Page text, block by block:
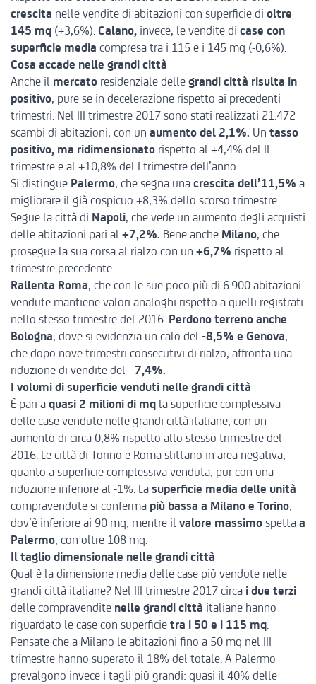
crescita nelle vendite di abitazioni con superficie di oltre
145 mq (+3,6%). Calano, invece, le vendite di case con
superficie media compresa tra i 115 e i 145 mq (-0,6%).
Cosa accade nelle grandi città
Anche il mercato residenziale delle grandi città risulta in
positivo, pure se in decelerazione rispetto ai precedenti
trimestri. Nel III trimestre 2017 sono stati realizzati 21.472
scambi di abitazioni, con un aumento del 2,1%. Un tasso
positivo, ma ridimensionato rispetto al +4,4% del II
trimestre e al +10,8% del I trimestre dell’anno.
Si distingue Palermo, che segna una crescita dell’11,5% a
migliorare il già cospicuo +8,3% dello scorso trimestre.
Segue la città di Napoli, che vede un aumento degli acquisti
delle abitazioni pari al +7,2%. Bene anche Milano, che
prosegue la sua corsa al rialzo con un +6,7% rispetto al
trimestre precedente.
Rallenta Roma, che con le sue poco più di 6.900 abitazioni
vendute mantiene valori analoghi rispetto a quelli registrati
nello stesso trimestre del 2016. Perdono terreno anche
Bologna, dove si evidenzia un calo del -8,5% e Genova,
che dopo nove trimestri consecutivi di rialzo, affronta una
riduzione di vendite del –7,4%.
I volumi di superficie venduti nelle grandi città
È pari a quasi 2 milioni di mq la superficie complessiva
delle case vendute nelle grandi città italiane, con un
aumento di circa 0,8% rispetto allo stesso trimestre del
2016. Le città di Torino e Roma slittano in area negativa,
quanto a superficie complessiva venduta, pur con una
riduzione inferiore al -1%. La superficie media delle unità
compravendute si conferma più bassa a Milano e Torino,
dov’è inferiore ai 90 mq, mentre il valore massimo spetta a
Palermo, con oltre 108 mq.
Il taglio dimensionale nelle grandi città
Qual è la dimensione media delle case più vendute nelle
grandi città italiane? Nel III trimestre 2017 circa i due terzi
delle compravendite nelle grandi città italiane hanno
riguardato le case con superficie tra i 50 e i 115 mq
Pensate che a Milano le abitazioni fino a 50 mq nel III
trimestre hanno superato il 18% del totale. A Palermo
prevalgono invece i tagli più grandi: quasi il 40% delle